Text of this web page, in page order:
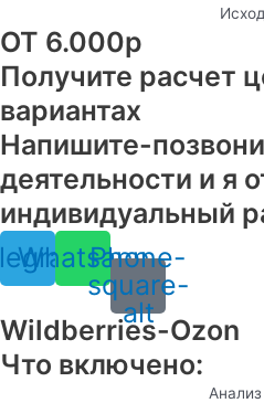
ОТ 6.000р
Получите расчет
вариантах
Напишите-
деятельности и я
индивидуальный
Whatsapp
Phone-
square-
alt
Wildberries-Ozon
Что включено: